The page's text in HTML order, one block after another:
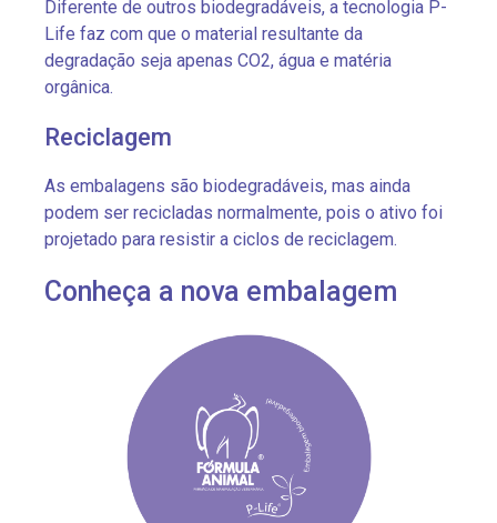
Diferente de outros biodegradáveis, a tecnologia P-
Life faz com que o material resultante da
degradação seja apenas CO2, água e matéria
orgânica.
Reciclagem
As embalagens são biodegradáveis, mas ainda
podem ser recicladas normalmente, pois o ativo foi
projetado para resistir a ciclos de reciclagem.
Conheça a nova embalagem